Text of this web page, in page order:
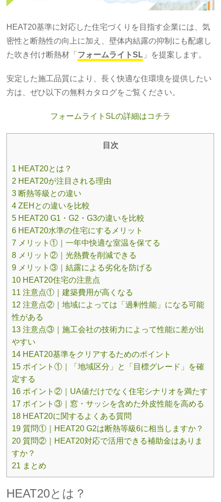
HEAT20基準に対応した住宅づくりを目指す企業には、気
密性と断熱性の向上に加え、壁体内結露の抑制にも配慮し
た吹き付け断熱材「 フォームライトSL 」を提案します。
安定した施工品質により、長く快適な住環境を提供したい
方は、ぜひ以下の無料カタログをご覧ください。
フォームライトSLの詳細はコチラ
目次
1 HEAT20とは？
2 HEAT20が注目される理由
3 断熱等級との違い
4 ZEHとの違いを比較
5 HEAT20 G1・G2・G3の違いを比較
6 HEAT20水準の住宅にするメリット
7 メリット①｜一年中快適な室温を保てる
8 メリット②｜光熱費を削減できる
9 メリット③｜結露による劣化を防げる
10 HEAT20住宅の注意点
11 注意点①｜建築費用が高くなる
12 注意点②｜地域によっては「過剰性能」になる可能
性がある
13 注意点③｜施工会社の技術力によって性能に差が出
やすい
14 HEAT20基準をクリアするためのポイント
15 ポイント①｜「地域区分」と「目標グレード」を確
定する
16 ポイント②｜UA値だけでなく住宅シナリオを満たす
17 ポイント③｜窓・サッシを含めた外皮性能を高める
18 HEAT20に関するよくある質問
19 質問①｜HEAT20 G2は断熱等級6に相当しますか？
20 質問②｜HEAT20対応で活用できる補助金はありま
すか？
21 まとめ
HEAT20とは？